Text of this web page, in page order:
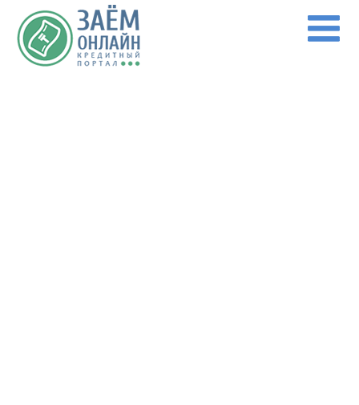
Перейти к основному содержанию